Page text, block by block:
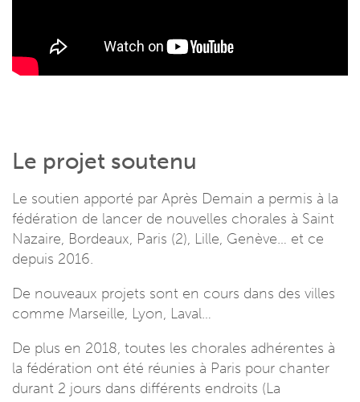
Le projet soutenu
Le soutien apporté par Après Demain a permis à la
fédération de lancer de nouvelles chorales à Saint
Nazaire, Bordeaux, Paris (2), Lille, Genève… et ce
depuis 2016.
De nouveaux projets sont en cours dans des villes
comme Marseille, Lyon, Laval…
De plus en 2018, toutes les chorales adhérentes à
la fédération ont été réunies à Paris pour chanter
durant 2 jours dans différents endroits (La